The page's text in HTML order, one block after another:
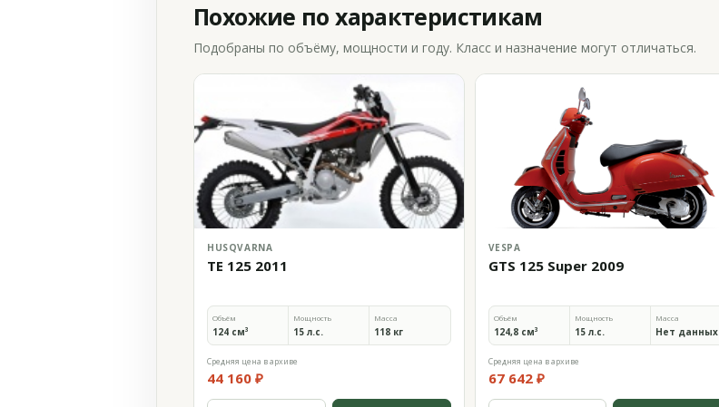
Похожие по характеристикам
Подобраны по объёму, мощности и году. Класс и назначение могут отличаться.
HUSQVARNA
TE 125 2011
Объём
124 см³
Мощность
15 л.с.
Масса
118 кг
Средняя цена в архиве
44 160 ₽
VESPA
GTS 125 Super 2009
Объём
124,8 см³
Мощность
15 л.с.
Масса
Нет данных
Средняя цена в архиве
67 642 ₽